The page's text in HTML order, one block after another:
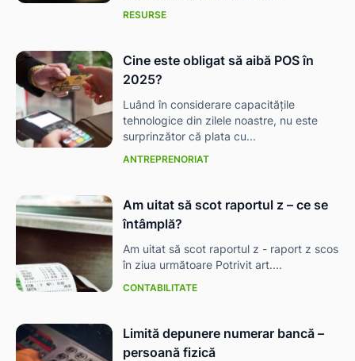
RESURSE
Cine este obligat să aibă POS în
2025?
Luând în considerare capacitățile
tehnologice din zilele noastre, nu este
surprinzător că plata cu...
ANTREPRENORIAT
Am uitat să scot raportul z – ce se
întâmplă?
Am uitat să scot raportul z - raport z scos
în ziua următoare Potrivit art....
CONTABILITATE
Limită depunere numerar bancă –
persoană fizică